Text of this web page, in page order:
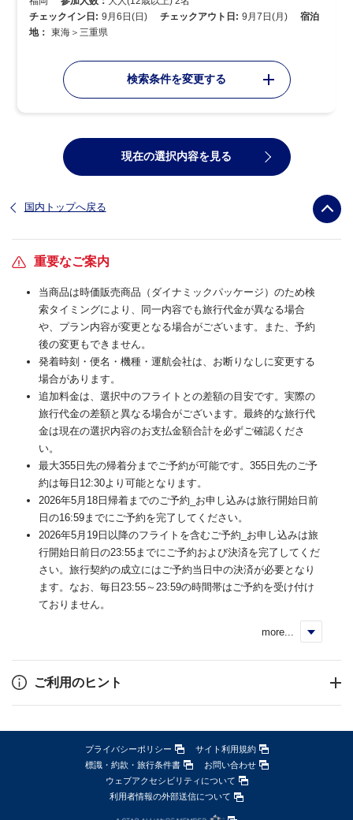
チェックイン日: 9月6日(日) チェックアウト日: 9月7日(月)
宿泊
地： 東海＞三重県
検索条件を変更する
現在の選択内容を見る
国内トップへ戻る
重要なご案内
当商品は時価販売商品（ダイナミックパッケージ）のため検
索タイミングにより、同一内容でも旅行代金が異なる場合
や、プラン内容が変更となる場合がございます。また、予約
後の変更もできません。
発着時刻・便名・機種・運航会社は、お断りなしに変更する
場合があります。
追加料金は、選択中のフライトとの差額の目安です。実際の
旅行代金の差額と異なる場合がございます。最終的な旅行代
金は現在の選択内容のお支払金額合計を必ずご確認くださ
い。
最大355日先の帰着分までご予約が可能です。355日先のご予
約は毎日12:30より可能となります。
2026年5月18日帰着までのご予約_お申し込みは旅行開始日前
日の16:59までにご予約を完了してください。
2026年5月19日以降のフライトを含むご予約_お申し込みは旅
行開始日前日の23:55までにご予約および決済を完了してくだ
さい。旅行契約の成立にはご予約当日中の決済が必要となり
ます。なお、毎日23:55～23:59の時間帯はご予約を受け付け
ておりません。
more...
ご利用のヒント
プライバシーポリシー
サイト利用規約
標識・約款・旅行条件書
お問い合わせ
ウェブアクセシビリティについて
利用者情報の外部送信について